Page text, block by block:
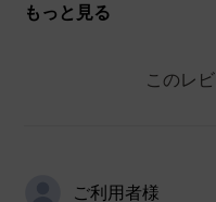
もっと見る
このレ
ご利用者様